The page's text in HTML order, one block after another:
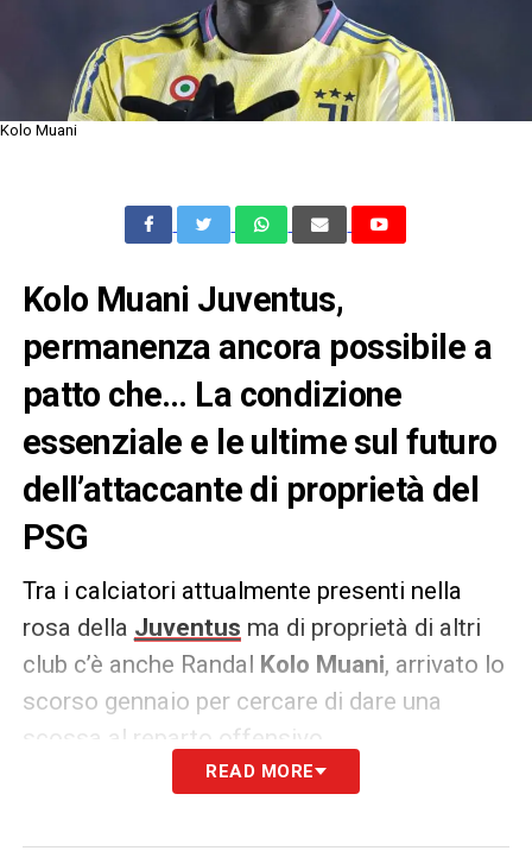
Kolo Muani
Kolo Muani Juventus,
permanenza ancora possibile a
patto che… La condizione
essenziale e le ultime sul futuro
dell’attaccante di proprietà del
PSG
Tra i calciatori attualmente presenti nella
rosa della Juventus ma di proprietà di altri
club c’è anche Randal Kolo Muani, arrivato lo
scorso gennaio per cercare di dare una
scossa al reparto offensivo.
In questa fase non sarebbe ancora del tutto
READ MORE